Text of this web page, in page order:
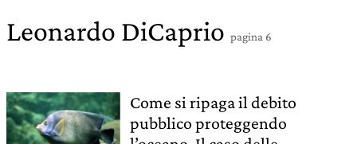
Leonardo DiCaprio pagina 6
Come si ripaga il debito
pubblico proteggendo